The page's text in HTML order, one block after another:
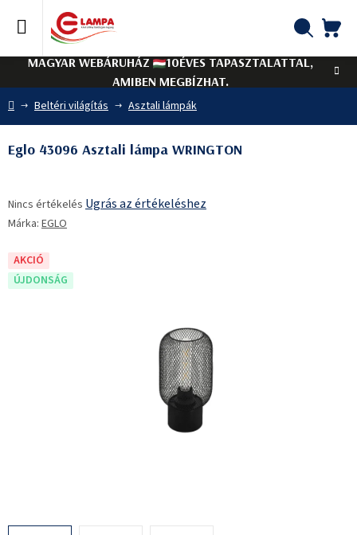
tartalomhoz
MAGYAR WEBÁRUHÁZ
10ÉVES TAPASZTALATTAL,
AMIBEN MEGBÍZHAT.
Kezdőlap
Beltéri világítás Asztali lámpák
Eglo 43096 Asztali lámpa WRINGTON
termék
átlagos
5-
ből
Nincs értékelés Ugrás az értékeléshez
Márka: EGLO
AKCIÓ
ÚJDONSÁG